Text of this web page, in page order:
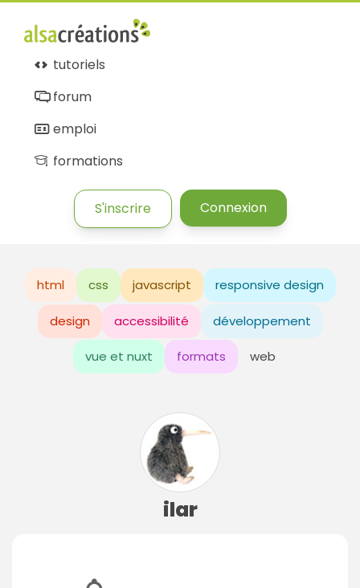
tutoriels
forum
emploi
formations
S'inscrire Connexion
html css javascript responsive design
design accessibilité développement
vue et nuxt formats web
ilar